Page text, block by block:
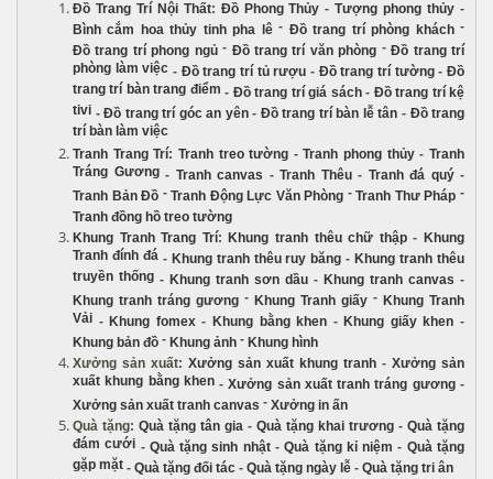
Đồ Trang Trí Nội Thất: Đồ Phong Thủy -Tượng phong thủy -
Bình cắm hoa thủy tinh pha lê- Đồ trang trí phòng khách-
Đồ trang trí phong ngủ- Đồ trang trí văn phòng -Đồ trang trí
phòng làm việc - Đồ trang trí tủ rượu - Đồ trang trí tường-Đồ
trang trí bàn trang điểm - Đồ trang trí giá sách- Đồ trang trí kệ
tivi -Đồ trang trí góc an yên- Đồ trang trí bàn lễ tân - Đồ trang
trí bàn làm việc
Tranh Trang Trí: Tranh treo tường -Tranh phong thủy-Tranh
Tráng Gương- Tranh canvas - Tranh Thêu- Tranh đá quý-
Tranh Bản Đồ -Tranh Động Lực Văn Phòng -Tranh Thư Pháp -
Tranh đồng hồ treo tường
Khung Tranh Trang Trí: Khung tranh thêu chữ thập- Khung
Tranh đính đá- Khung tranh thêu ruy băng - Khung tranh thêu
truyền thống - Khung tranh sơn dầu - Khung tranh canvas -
Khung tranh tráng gương - Khung Tranh giấy - Khung Tranh
Vải - Khung fomex- Khung bằng khen - Khung giấy khen -
Khung bản đồ - Khung ảnh - Khung hình
Xưởng sản xuất: Xưởng sản xuất khung tranh - Xưởng sản
xuất khung bằng khen-Xưởng sản xuất tranh tráng gương-
Xưởng sản xuất tranh canvas - Xưởng in ấn
Quà tặng: Quà tặng tân gia - Quà tặng khai trương - Quà tặng
đám cưới - Quà tặng sinh nhật-Quà tặng kỉ niệm - Quà tặng
gặp mặt - Quà tặng đối tác - Quà tặng ngày lễ - Quà tặng tri ân